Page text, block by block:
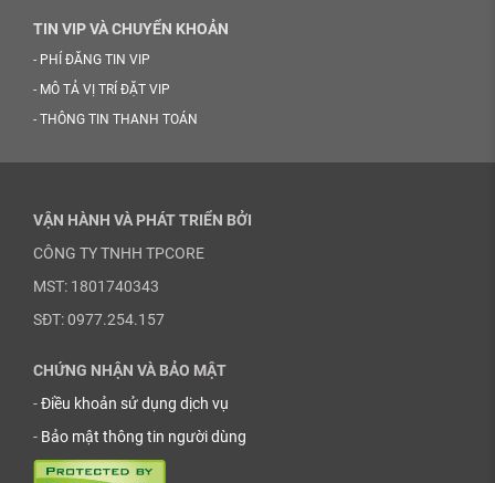
TIN VIP VÀ CHUYỂN KHOẢN
- PHÍ ĐĂNG TIN VIP
- MÔ TẢ VỊ TRÍ ĐẶT VIP
- THÔNG TIN THANH TOÁN
VẬN HÀNH VÀ PHÁT TRIỂN BỞI
CÔNG TY TNHH TPCORE
MST: 1801740343
SĐT: 0977.254.157
CHỨNG NHẬN VÀ BẢO MẬT
-Điều khoản sử dụng dịch vụ
- Bảo mật thông tin người dùng